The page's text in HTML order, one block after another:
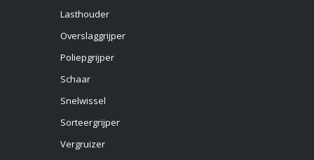
Lasthouder
Overslaggrijper
Poliepgrijper
Schaar
Snelwissel
Sorteergrijper
Vergruizer